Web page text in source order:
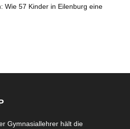
Wie 57 Kinder in Eilenburg eine
Gymnasiallehrer hält die